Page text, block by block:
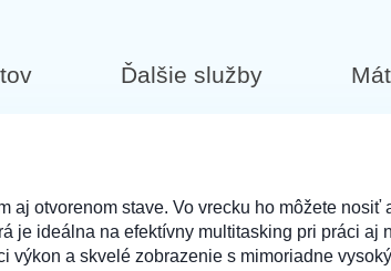
Ďalšie služby
otvorenom stave. Vo vrecku ho môžete nosiť
je ideálna na efektívny multitasking pri práci aj
výkon a skvelé zobrazenie s mimoriadne